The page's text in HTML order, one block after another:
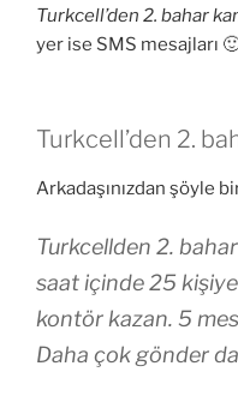
Turkcell’den 2. bahar
yer ise SMS mesajları
Turkcell’den 2.
Arkadaşınızdan şöyle
Turkcellden 2.
saat içinde 25
kontör kazan. 5
Daha çok gönder